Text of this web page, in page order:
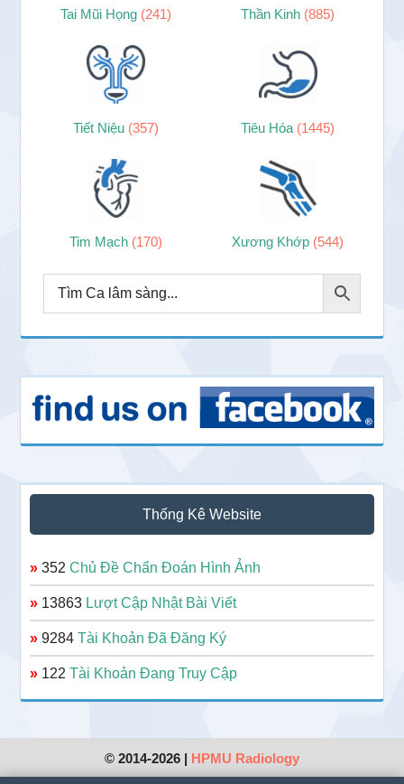
Tai Mũi Họng (241) Thần Kinh (885)
Tiết Niệu (357) Tiêu Hóa (1445)
Tim Mạch (170) Xương Khớp (544)
Thống Kê Website
» 352Chủ Đề Chẩn Đoán Hình Ảnh
» 13863 Lượt Cập Nhật Bài Viết
» 9284Tài Khoản Đã Đăng Ký
» 122Tài Khoản Đang Truy Cập
© 2014-2026 | HPMU Radiology